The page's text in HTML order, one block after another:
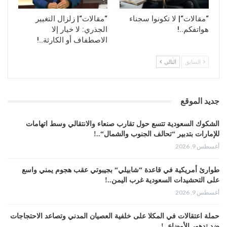
يوجد مكان في الدبلوماسية السعودية لمفهوم
تقاسم النفوذ، ولا تقبل السعودية بقوّةٍ تقود
معها العالم الإسلامي بالشراكة، وهو ما يفسر
علاقتها المتوترة بأنقرة وخصومتها القصوى مع
إيران.
في الحقيقة، إنَّ الخصومة معها ليست على
قاعدة تقاسم النفوذ، بل إن قطر خرجت من البيت
الخليجي الذي تضبط إيقاعه الرياض، محاولة
الاستقلال بوجهتها السياسية أو فرض تفرّدها
الدبلوماسي ونسج تحالفات منفردة لا تتسق مع
احتواء “ابن عاق”، كما يصف ذلك بعض
السعوديين، وذلك لمصلحة أكبر، بمواجهة إيران.
من جانب آخر، هناك من يرى أنَّ ما يجلب
السعودية إلى طاولة التفاوضات ليس الخسارات،
“مقالات“| لا تكونوا سجناء
هواتفكم..!
“مقالات“| زلزال التغيير
الجذري: لا خيار إلا
الاصطفاف أو الكارثة..!
السابق التالي
جديد الموقع
الشكوك السعودية تتسع حول تقارب صنعاء والانتقالي وسط اتهامات
للإمارات بتدبير “تحالف الجنوب والشمال“..!
أغسطس 9, 2026
طوارئ أمريكية في قاعدة “شابيلي“ بجيبوتي عقب هجوم يمني واسع
على التحشيدات السعودية غرب اليمن..!
أغسطس 9, 2026
حملة اعتقالات في المكلا على خلفية العصيان المدني وتصاعد الاحتجاجات